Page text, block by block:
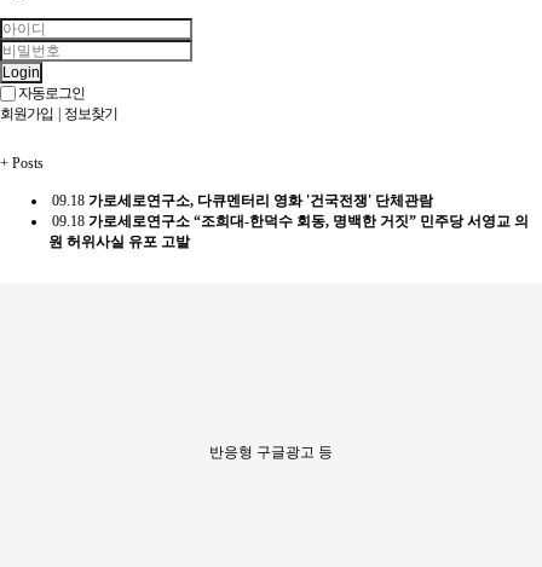
Login
자동로그인
회원가입 | 정보찾기
+ Posts
09.18 가로세로연구소, 다큐멘터리 영화 '건국전쟁' 단체관람
09.18 가로세로연구소 “조희대-한덕수 회동, 명백한 거짓” 민주당 서영교 의
원 허위사실 유포 고발
반응형 구글광고 등